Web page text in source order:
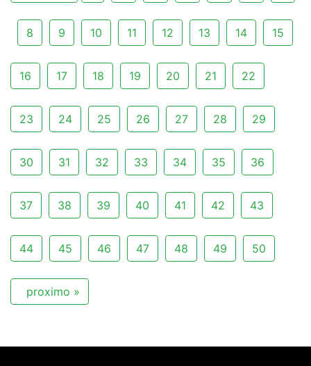
8 9 10 11 12 13 14 15
16 17 18 19 20 21 22
23 24 25 26 27 28 29
30 31 32 33 34 35 36
37 38 39 40 41 42 43
44 45 46 47 48 49 50
proximo »